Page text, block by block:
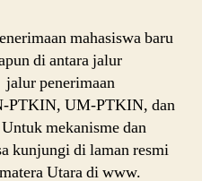
mahasiswa baru
di antara jalur
jalur penerimaan
PTKIN, UM-PTKIN, dan
mekanisme dan
kunjungi di laman resmi
Utara di www.